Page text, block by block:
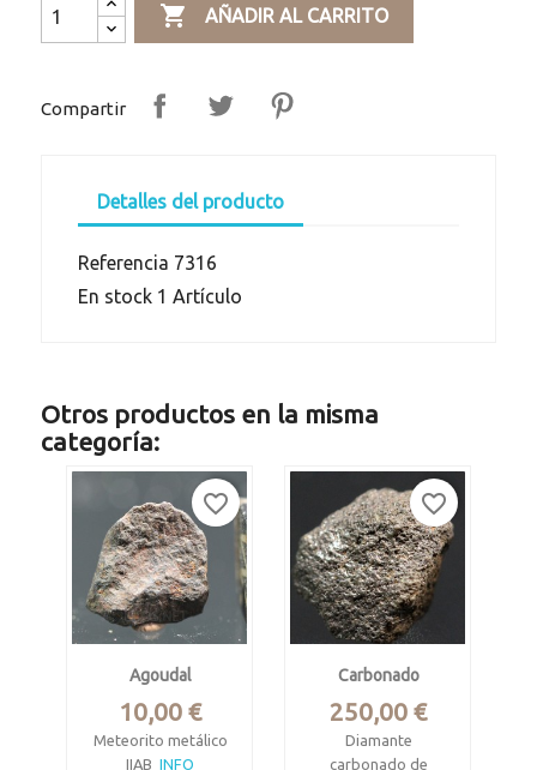
 AÑADIR AL CARRITO
Compartir
Detalles del producto
Referencia 7316
En stock 1 Artículo
Otros productos en la misma
categoría:
Agoudal
Precio
10,00 €
Meteorito metálico
IIAB INFO
favorite_border
Carbonado
Precio
250,00 €
Diamante
carbonado de
favorite_border